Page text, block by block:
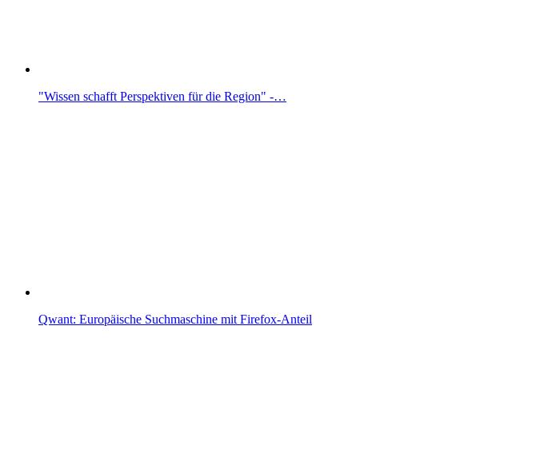
"Wissen schafft Perspektiven für die Region" -…
Qwant: Europäische Suchmaschine mit Firefox-Anteil